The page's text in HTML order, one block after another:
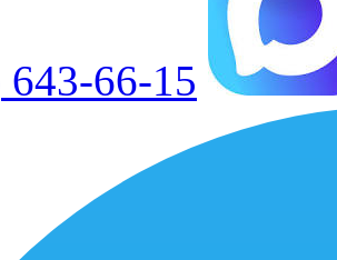
66-15